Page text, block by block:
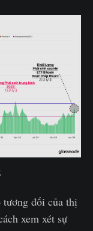
tương đối của thị
xem xét sự